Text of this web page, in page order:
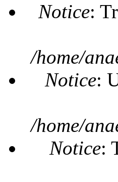
Notice:
/home/
Notice:
/home/
Notice: